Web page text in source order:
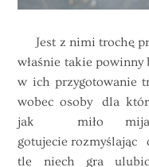
Jest z nimi trochę
właśnie takie powinny
w ich przygotowanie
wobec osoby dla
jak miło mija
gotujecie
tle niech gra